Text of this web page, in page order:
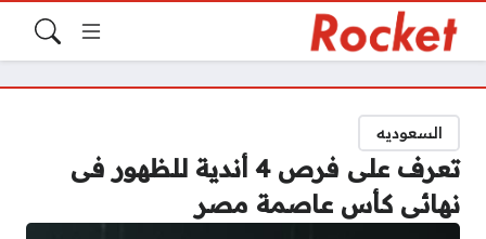
السعوديه
تعرف على فرص 4 أندية للظهور فى
نهائى كأس عاصمة مصر